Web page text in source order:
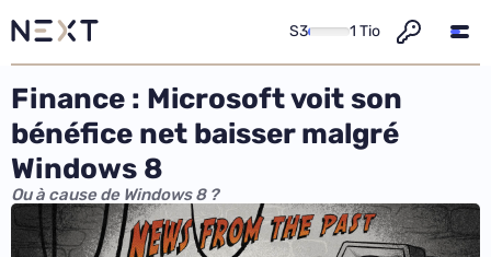
S3 1 Tio
Finance : Microsoft voit son
bénéfice net baisser malgré
Windows 8
Ou à cause de Windows 8 ?